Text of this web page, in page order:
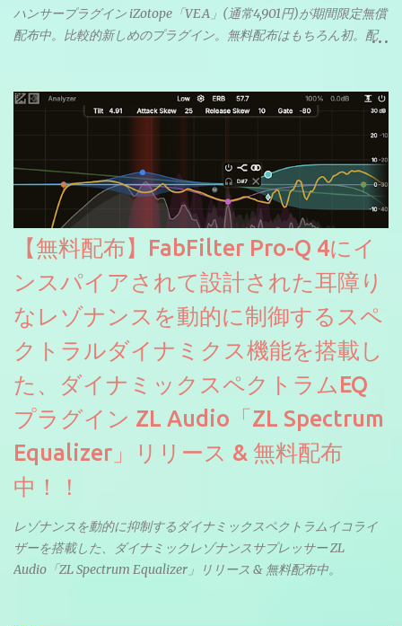
ハンサープラグイン iZotope「VEA」(通常4,901円)が期間限定無償
配布中。比較的新しめのプラグイン。無料配布はもちろん初。配
【無料配布】FabFilter Pro-Q 4にイ
ンスパイアされて設計された耳障り
なレゾナンスを動的に制御するスペ
クトラルダイナミクス機能を搭載し
た、ダイナミックスペクトラムEQ
プラグイン ZL Audio「ZL Spectrum
Equalizer」リリース & 無料配布
中！！
レゾナンスを動的に抑制するダイナミックスペクトラムイコライ
ザーを搭載した、ダイナミックレゾナンスサプレッサー ZL
Audio「ZL Spectrum Equalizer」リリース & 無料配布中。